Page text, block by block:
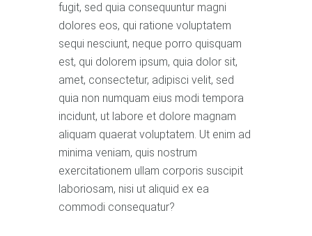
fugit, sed quia consequuntur magni
dolores eos, qui ratione voluptatem
sequi nesciunt, neque porro quisquam
est, qui dolorem ipsum, quia dolor sit,
amet, consectetur, adipisci velit, sed
quia non numquam eius modi tempora
incidunt, ut labore et dolore magnam
aliquam quaerat voluptatem. Ut enim ad
minima veniam, quis nostrum
exercitationem ullam corporis suscipit
laboriosam, nisi ut aliquid ex ea
commodi consequatur?